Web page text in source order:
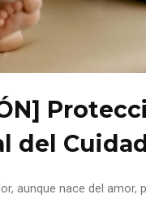
del
aunque nace del amor,